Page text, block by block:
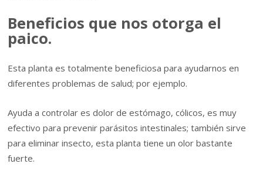
Beneficios que nos otorga el
paico.
Esta planta es totalmente beneficiosa para ayudarnos en
diferentes problemas de salud; por ejemplo.
Ayuda a controlar es dolor de estómago, cólicos, es muy
efectivo para prevenir parásitos intestinales; también sirve
para eliminar insecto, esta planta tiene un olor bastante
fuerte.